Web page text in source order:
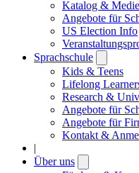
Katalog &
Angebote für
US Election Info
Sprachschule
submenu
Kids & Teens
Lifelong
Research &
Angebote für
Angebote für
Kontakt &
|
Über uns